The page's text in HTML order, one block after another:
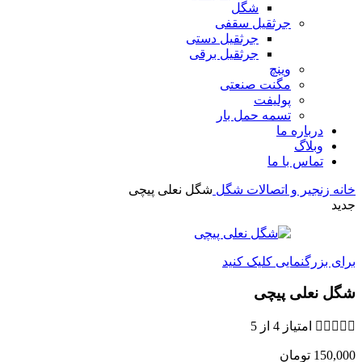
شگل
جرثقیل سقفی
جرثقیل دستی
جرثقیل برقی
وینچ
مگنت صنعتی
پولیفت
تسمه حمل بار
درباره ما
وبلاگ
تماس با ما
خانه زنجیر و اتصالات شگل شگل نعلی پیچی
جدید
برای بزرگنمایی کلیک کنید
شگل نعلی پیچی
     امتیاز 4 از 5
150,000 تومان